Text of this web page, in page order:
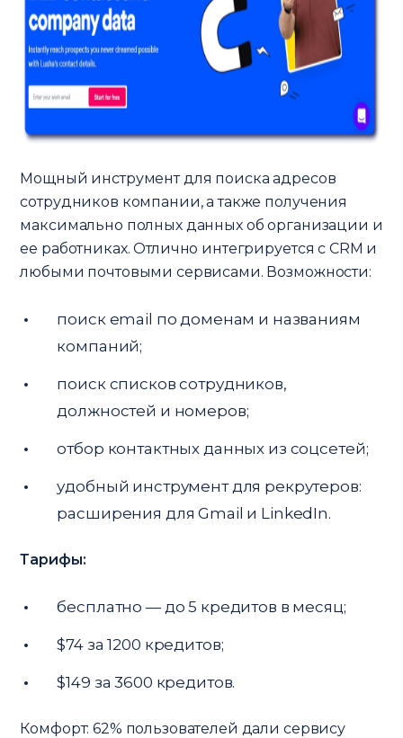
Мощный инструмент для поиска адресов
сотрудников компании, а также получения
максимально полных данных об организации и
ее работниках. Отлично интегрируется с CRM и
любыми почтовыми сервисами. Возможности:
поиск email по доменам и названиям
компаний;
поиск списков сотрудников,
должностей и номеров;
отбор контактных данных из соцсетей;
удобный инструмент для рекрутеров:
расширения для Gmail и LinkedIn.
Тарифы:
бесплатно — до 5 кредитов в месяц;
$74 за 1200 кредитов;
$149 за 3600 кредитов.
Комфорт: 62% пользователей дали сервису